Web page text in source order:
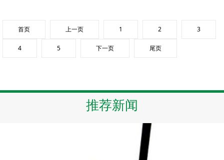
首页 上一页 1 2 3
4 5 下一页 尾页
推荐新闻